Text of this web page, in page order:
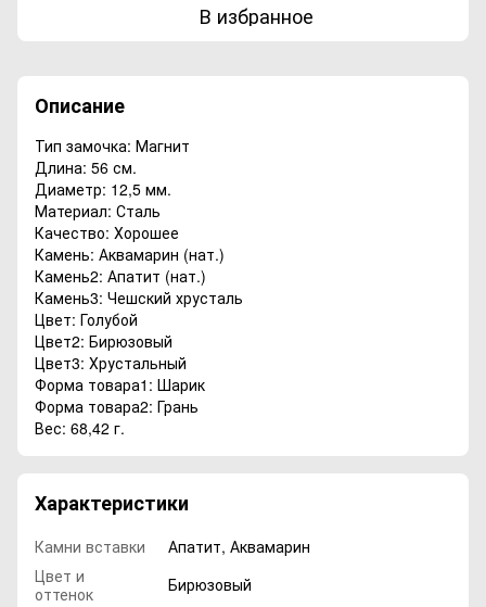
В избранное
Описание
Тип замочка: Магнит
Длина: 56 см.
Диаметр: 12,5 мм.
Материал: Сталь
Качество: Хорошее
Камень: Аквамарин (нат.)
Камень2: Апатит (нат.)
Камень3: Чешский хрусталь
Цвет: Голубой
Цвет2: Бирюзовый
Цвет3: Хрустальный
Форма товара1: Шарик
Форма товара2: Грань
Вес: 68,42 г.
Характеристики
Камни вставки Апатит, Аквамарин
Цвет и
оттенок
Бирюзовый